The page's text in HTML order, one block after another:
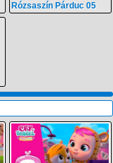
Rózsaszín Párduc 05